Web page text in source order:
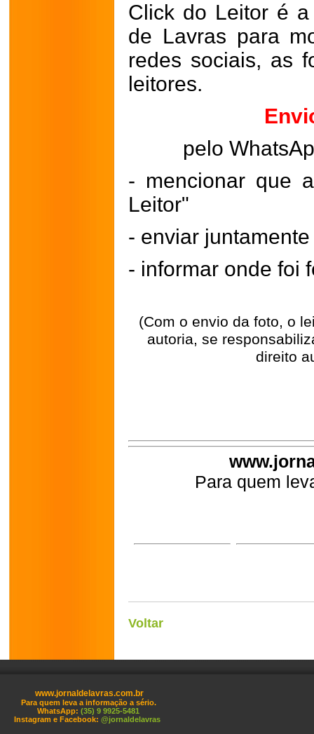
Click do Leitor é
de Lavras para
redes sociais, as
leitores.
pelo
- mencionar que
Leitor"
- enviar
- informar onde foi
(Com o envio da foto, o
autoria, se
direito
Para quem
Voltar
www.jornaldelavras.com.br
Para quem leva a informação a sério.
WhatsApp: (35) 9 9925-5481
Instagram e Facebook: @jornaldelavras